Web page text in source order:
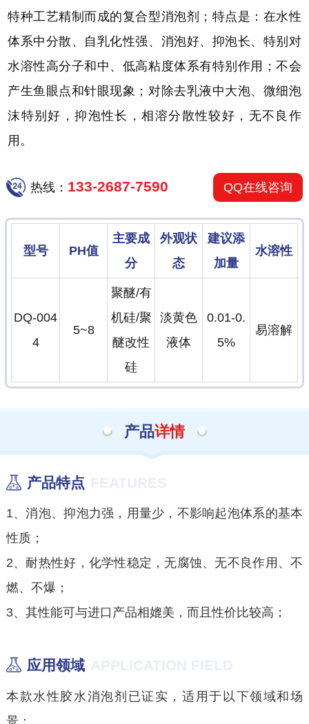
特种工艺精制而成的复合型消泡剂；特点是：在水性
体系中分散、自乳化性强、消泡好、抑泡长、特别对
水溶性高分子和中、低高粘度体系有特别作用；不会
产生鱼眼点和针眼现象；对除去乳液中大泡、微细泡
沫特别好，抑泡性长，相溶分散性较好，无不良作
用。
热线： 133-2687-7590 QQ在线咨询
型号 PH值
主要成
分
外观状
态
建议添
加量
水溶性
DQ-004
4
5~8
聚醚/有
机硅/聚
醚改性
硅
淡黄色
液体
0.01-0.
5%
易溶解
产品详情
产品特点
1、消泡、抑泡力强，用量少，不影响起泡体系的基本
性质；
2、耐热性好，化学性稳定，无腐蚀、无不良作用、不
燃、不爆；
3、其性能可与进口产品相媲美，而且性价比较高；
应用领域
本款水性胶水消泡剂已证实，适用于以下领域和场
景：